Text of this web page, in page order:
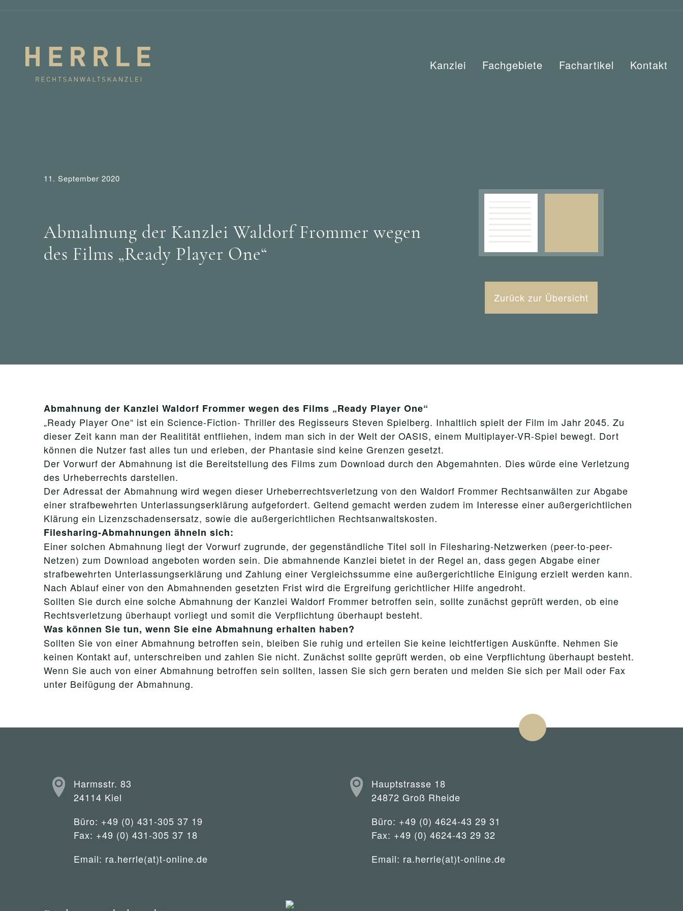
Kanzlei Fachgebiete Fachartikel Kontakt
11. September 2020
Abmahnung der Kanzlei Waldorf Frommer wegen
des Films „Ready Player One“
Zurück zur Übersicht
Abmahnung der Kanzlei Waldorf Frommer wegen des Films „Ready Player One“
„Ready Player One“ ist ein Science-Fiction- Thriller des Regisseurs Steven Spielberg. Inhaltlich spielt der Film im Jahr 2045. Zu
dieser Zeit kann man der Realitität entfliehen, indem man sich in der Welt der OASIS, einem Multiplayer-VR-Spiel bewegt. Dort
können die Nutzer fast alles tun und erleben, der Phantasie sind keine Grenzen gesetzt.
Der Vorwurf der Abmahnung ist die Bereitstellung des Films zum Download durch den Abgemahnten. Dies würde eine Verletzung
des Urheberrechts darstellen.
Der Adressat der Abmahnung wird wegen dieser Urheberrechtsverletzung von den Waldorf Frommer Rechtsanwälten zur Abgabe
einer strafbewehrten Unterlassungserklärung aufgefordert. Geltend gemacht werden zudem im Interesse einer außergerichtlichen
Klärung ein Lizenzschadensersatz, sowie die außergerichtlichen Rechtsanwaltskosten.
Filesharing-Abmahnungen ähneln sich:
Einer solchen Abmahnung liegt der Vorwurf zugrunde, der gegenständliche Titel soll in Filesharing-Netzwerken (peer-to-peer-
Netzen) zum Download angeboten worden sein. Die abmahnende Kanzlei bietet in der Regel an, dass gegen Abgabe einer
strafbewehrten Unterlassungserklärung und Zahlung einer Vergleichssumme eine außergerichtliche Einigung erzielt werden kann.
Nach Ablauf einer von den Abmahnenden gesetzten Frist wird die Ergreifung gerichtlicher Hilfe angedroht.
Sollten Sie durch eine solche Abmahnung der Kanzlei Waldorf Frommer betroffen sein, sollte zunächst geprüft werden, ob eine
Rechtsverletzung überhaupt vorliegt und somit die Verpflichtung überhaupt besteht.
Was können Sie tun, wenn Sie eine Abmahnung erhalten haben?
Sollten Sie von einer Abmahnung betroffen sein, bleiben Sie ruhig und erteilen Sie keine leichtfertigen Auskünfte. Nehmen Sie
keinen Kontakt auf, unterschreiben und zahlen Sie nicht. Zunächst sollte geprüft werden, ob eine Verpflichtung überhaupt besteht.
Wenn Sie auch von einer Abmahnung betroffen sein sollten, lassen Sie sich gern beraten und melden Sie sich per Mail oder Fax
unter Beifügung der Abmahnung.
Harmsstr. 83
24114 Kiel
Büro: +49 (0) 431-305 37 19
Fax: +49 (0) 431-305 37 18
Email: ra.herrle(at)t-online.de
Hauptstrasse 18
24872 Groß Rheide
Büro: +49 (0) 4624-43 29 31
Fax: +49 (0) 4624-43 29 32
Email: ra.herrle(at)t-online.de